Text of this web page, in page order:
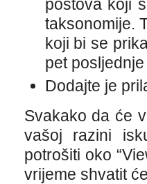
postova koji
taksonomije.
koji bi se
pet
Dodajte je
Svakako da će
vašoj razini
potrošiti oko
vrijeme shvatit